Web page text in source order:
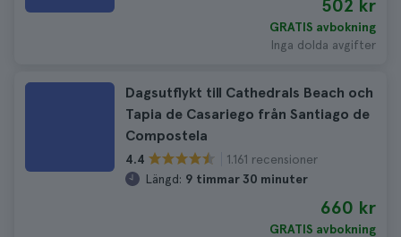
502 kr
GRATIS avbokning
Inga dolda avgifter
Dagsutflykt till Cathedrals Beach och
Tapia de Casariego från Santiago de
Compostela
4.4
1.161 recensioner
Längd: 9 timmar 30 minuter
660 kr
GRATIS avbokning